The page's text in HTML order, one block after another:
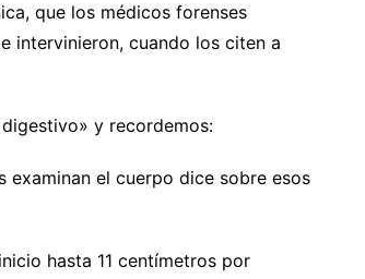
que los médicos forenses
intervinieron, cuando los citen a
y recordemos:
examinan el cuerpo dice sobre esos
hasta 11 centímetros por